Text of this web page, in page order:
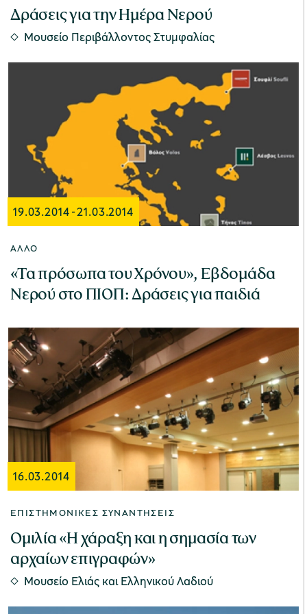
Δράσεις για την Ημέρα Νερού
Μουσείο Περιβάλλοντος Στυμφαλίας
19.03.2014-21.03.2014
ΆΛΛΟ
«Τα πρόσωπα του Χρόνου», Εβδομάδα
Νερού στο ΠΙΟΠ: Δράσεις για παιδιά
16.03.2014
ΕΠΙΣΤΗΜΟΝΙΚΈΣ ΣΥΝΑΝΤΉΣΕΙΣ
Ομιλία «Η χάραξη και η σημασία των
αρχαίων επιγραφών»
Μουσείο Ελιάς και Ελληνικού Λαδιού